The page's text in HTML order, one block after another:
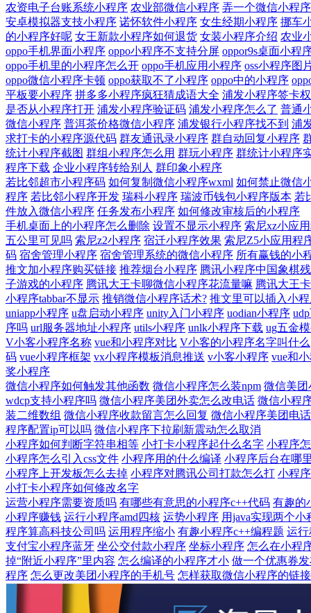
农资电子台账系统小程序 农业部微信小程序 弄一个微信小程
安卓模拟器支技小程序 诺怀软件小程序 女生经期小程序 挪车
的小程序好呢 女王新款小程序如何退货 女装小程序介绍 农业
oppo手机界面小程序 oppo小程序不支持分屏 oppor9s桌面小程
oppo手机里的小程序怎么开 oppo手机应用小程序 oss小程序图
oppo微信小程序卡顿 oppo获取不了小程序 oppo中的小程序
平板要小程序 拼多多小程序疯狂猜成语大全 浦发小程序签卡
是否从小程序打开 浦发小程序验证码 浦发小程序怎么了 普通
微信小程序 普洱茶价格微信小程序 浦发银行小程序找不到 浦
求打卡的小程序源代码 群友通讯录小程序 群自动回复小程序
统计小程序截图 群组小程序怎么用 群玩小程序 群统计小程序
程序下载 企业小程序转给别人 群印象小程序
若比邻超市小程序码 如何复制微信小程序wxml 如何禁止微信
程序 若比邻小程序开发 瑞科小程序 瑞波币钱包小程序版本 若
件放入微信小程序 任务发布小程序 如何修改审核后的小程序
手机桌面上的小程序怎么删除 设置不显示小程序 索尼xz小应
五公里可见吗 索尼z2小程序 宿迁小程序效果 索尼Z5小应用程
码 宿舍管理小程序 宿舍管理系统的微信小程序 所有赢钱的小
推文加小程序购买链接 推荐烟台小程序 腾讯小程序中国象棋
子游戏的小程序 腾讯大王卡聊微信小程序花流量嘛 腾讯大王
小程序tabbar不显示 推销微信小程序话术? 推文里可以插入小
uniapp小程序 u盘启动小程序 unity入门小程序 uodian小程序
序吗 url服务器地址小程序 utils小程序 unlk小程序下载 ug五金
V小客小程序名称 vue和小程序对比 V小客的小程序名字叫什么
码 vue小程序框架 vx小程序模板消息推送 v小客小程序 vue和
奖小程序
微信小程序如何触发其他函数 微信小程序怎么装npm 微信美团
wdcp支持小程序吗 微信小程序美团外卖怎么改电话 微信小程
装二维数组 微信小程序收款留言怎么回复 微信小程序美团电
程序配置ip可以吗 微信小程序下拉刷新震动怎么取消
小程序如何判断字符串相等 小打卡小程序起什么名字 小程序
小程序怎么引入css文件 小程序用的什么编译 小程序后台在哪
小程序上开发板怎么去掉 小程序对腾讯公司打款怎么打 小程
小打卡小程序如何修改名字
运营小程序需要资质吗 有哪些有意思的小程序c++代码 有趣的
小程序赚钱 运行小程序amd四核 运势小程序 用java实现两个小
程序算高科技公司吗 运用程序缩小 有趣小程序c++编程题 运
支付宝小程序蓝牙 坐公交付款小程序 坐标小程序 怎么在小程
掉“附近小程序”里内容 怎么编译的小程序才小 做一个优惠券
程序 怎么更改美团小程序的手机号 怎样获取微信小程序的链